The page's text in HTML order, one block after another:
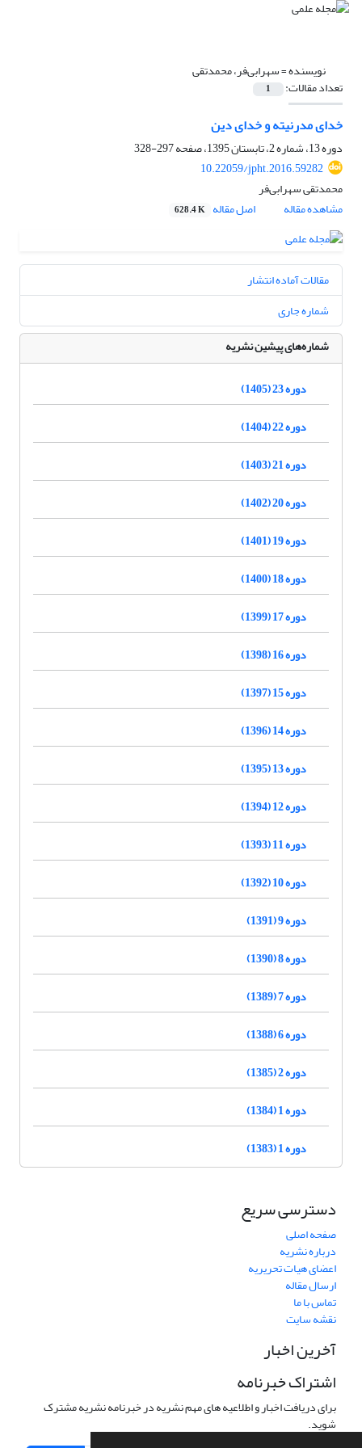
نویسنده =سهرابی‌فر، محمدتقی
تعداد مقالات: 1
خدای مدرنیته و خدای دین
دوره 13، شماره 2، تابستان 1395، صفحه
297-328
10.22059/jpht.2016.59282
محمدتقی سهرابی‌فر
مشاهده مقاله
اصل مقاله 628.4 K
مقالات آماده انتشار
شماره جاری
شماره‌های پیشین نشریه
دوره 23 (1405)
دوره 22 (1404)
دوره 21 (1403)
دوره 20 (1402)
دوره 19 (1401)
دوره 18 (1400)
دوره 17 (1399)
دوره 16 (1398)
دوره 15 (1397)
دوره 14 (1396)
دوره 13 (1395)
دوره 12 (1394)
دوره 11 (1393)
دوره 10 (1392)
دوره 9 (1391)
دوره 8 (1390)
دوره 7 (1389)
دوره 6 (1388)
دوره 2 (1385)
دوره 1 (1384)
دوره 1 (1383)
دسترسی سریع
صفحه اصلی
درباره نشریه
اعضای هیات تحریریه
ارسال مقاله
تماس با ما
نقشه سایت
آخرین اخبار
اشتراک خبرنامه
برای دریافت اخبار و اطلاعیه های مهم نشریه در خبرنامه نشریه مشترک
شوید.